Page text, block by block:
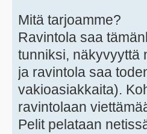
Mitä tarjoamme?
Ravintola saa
tunniksi, näkyvyyttä
ja ravintola saa
vakioasiakkaita).
ravintolaan
Pelit pelataan